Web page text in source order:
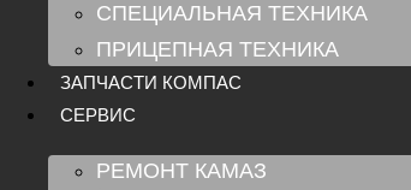
СПЕЦИАЛЬНАЯ ТЕХНИКА
ПРИЦЕПНАЯ ТЕХНИКА
ЗАПЧАСТИ КОМПАС
СЕРВИС
РЕМОНТ КАМАЗ